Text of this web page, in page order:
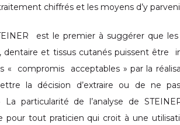
chiffrés et les moyens d’y
est le premier à suggérer que
dentaire et tissus cutanés puissent être
« compromis acceptables » par la
la décision d’extraire ou de ne
La particularité de l’analyse de
pour tout praticien qui croit à une